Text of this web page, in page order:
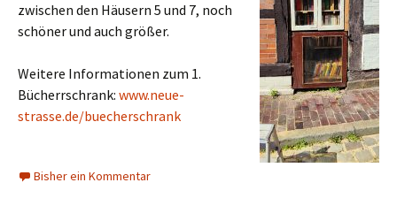
zwischen den Häusern 5 und 7, noch
schöner und auch größer.
Weitere Informationen zum 1.
Bücherrschrank: www.neue-
strasse.de/buecherschrank
Bisher ein Kommentar